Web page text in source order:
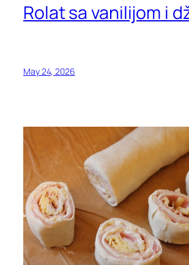
Rolat sa vanilijom i
May 24, 2026